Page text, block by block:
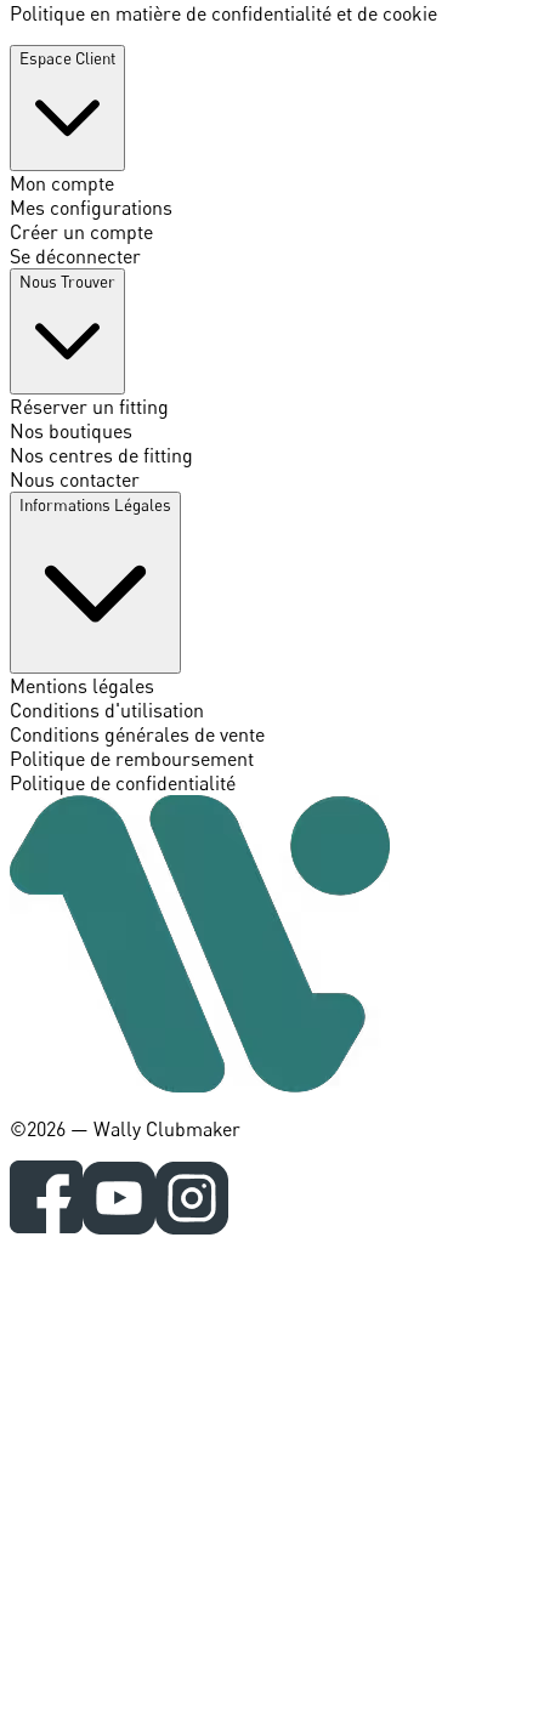
Politique en matière de confidentialité et de cookie
Espace Client
Mon compte
Mes configurations
Créer un compte
Se déconnecter
Nous Trouver
Réserver un fitting
Nos boutiques
Nos centres de fitting
Nous contacter
Informations Légales
Mentions légales
Conditions d'utilisation
Conditions générales de vente
Politique de remboursement
Politique de confidentialité
©️2026 — Wally Clubmaker